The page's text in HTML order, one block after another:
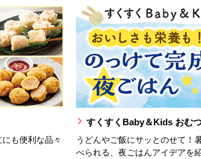
も便利な品々
すくすくBaby＆Kids おむ
うどんやご飯にサッとのせて！
べられる、夜ごはんアイデアを